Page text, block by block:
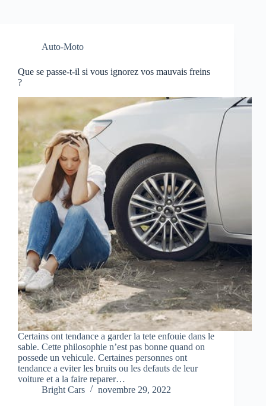
Auto-Moto
Que se passe-t-il si vous ignorez vos mauvais freins
?
Certains ont tendance a garder la tete enfouie dans le
sable. Cette philosophie n’est pas bonne quand on
possede un vehicule. Certaines personnes ont
tendance a eviter les bruits ou les defauts de leur
voiture et a la faire reparer…
Bright Cars
novembre 29, 2022